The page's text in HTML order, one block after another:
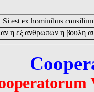
Si est ex hominibus
η εξ ανθρωπων η βουλη